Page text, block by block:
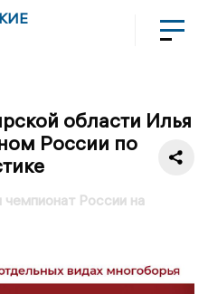
области Илья
России по
России на